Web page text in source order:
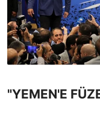
"YEMEN'E